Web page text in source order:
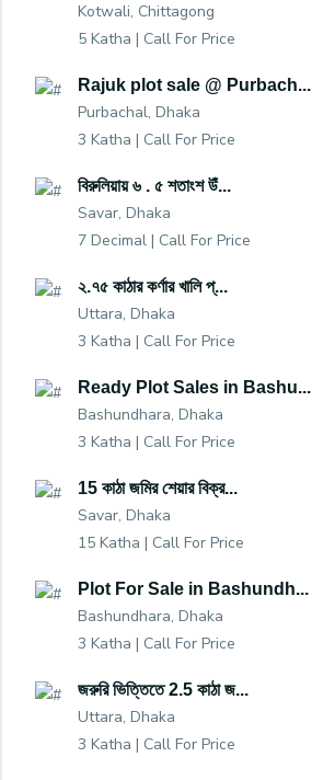
Kotwali, Chittagong
5 Katha | Call For Price
Rajuk plot sale @ Purbach...
Purbachal, Dhaka
3 Katha | Call For Price
বিরুলিয়ায় ৬ . ৫ শতাংশ উঁ...
Savar, Dhaka
7 Decimal | Call For Price
২.৭৫ কাঠার কর্ণার খালি প্...
Uttara, Dhaka
3 Katha | Call For Price
Ready Plot Sales in Bashu...
Bashundhara, Dhaka
3 Katha | Call For Price
15 কাঠা জমির শেয়ার বিক্র...
Savar, Dhaka
15 Katha | Call For Price
Plot For Sale in Bashundh...
Bashundhara, Dhaka
3 Katha | Call For Price
জরুরি ভিত্তিতে 2.5 কাঠা জ...
Uttara, Dhaka
3 Katha | Call For Price